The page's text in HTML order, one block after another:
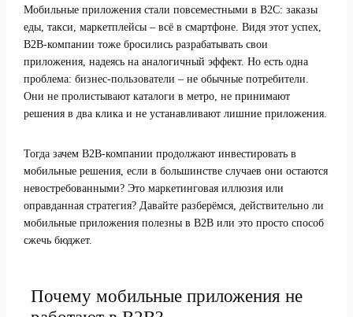
Мобильные приложения стали повсеместными в B2C: заказы
еды, такси, маркетплейсы – всё в смартфоне. Видя этот успех,
B2B-компании тоже бросились разрабатывать свои
приложения, надеясь на аналогичный эффект. Но есть одна
проблема: бизнес-пользователи – не обычные потребители.
Они не пролистывают каталоги в метро, не принимают
решения в два клика и не устанавливают лишние приложения.
Тогда зачем B2B-компании продолжают инвестировать в
мобильные решения, если в большинстве случаев они остаются
невостребованными? Это маркетинговая иллюзия или
оправданная стратегия? Давайте разберёмся, действительно ли
мобильные приложения полезны в B2B или это просто способ
сжечь бюджет.
Почему мобильные приложения не